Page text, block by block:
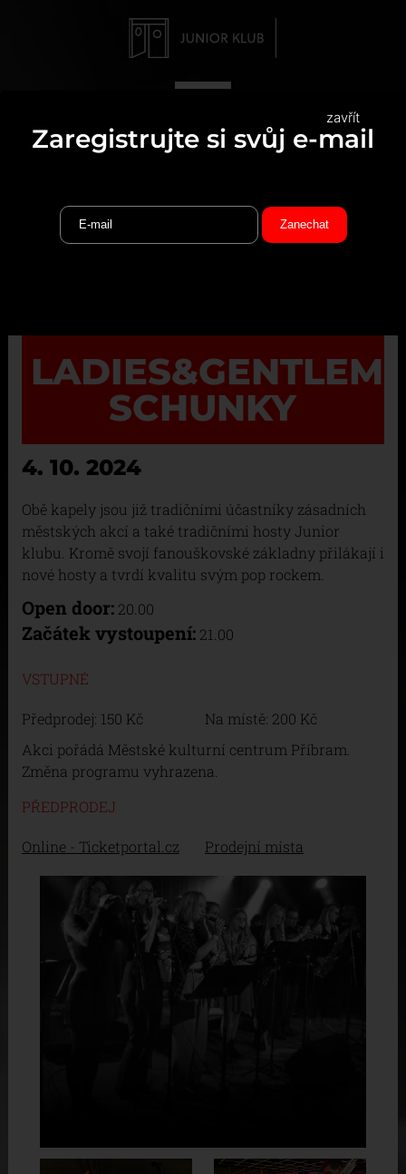
SCHUNKY
4. 10. 2024
Obě kapely jsou již tradičními účastníky zásadních
městských akcí a také tradičními hosty Junior
klubu. Kromě svojí fanouškovské základny přilákají i
nové hosty a tvrdí kvalitu svým pop rockem.
Open door:20.00
Začátek vystoupení:21.00
VSTUPNÉ
Předprodej: 150 Kč Na místě: 200 Kč
Akci pořádá Městské kulturní centrum Příbram.
Změna programu vyhrazena.
PŘEDPRODEJ
Online - Ticketportal.cz Prodejní místa
zavřít
Zaregistrujte si svůj e-mail